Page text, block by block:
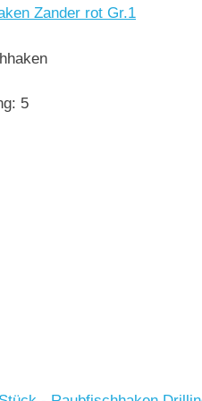
Zander rot Gr.1
5